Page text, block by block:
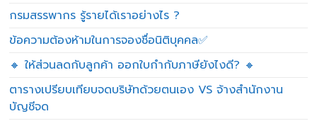
กรมสรรพากร รู้รายได้เราอย่างไร ?
ข้อความต้องห้ามในการจองชื่อนิติบุคคล✅
🔸 ให้ส่วนลดกับลูกค้า ออกใบกำกับภาษียังไงดี? 🔸
ตารางเปรียบเทียบจดบริษัทด้วยตนเอง VS จ้างสำนักงาน
บัญชีจด